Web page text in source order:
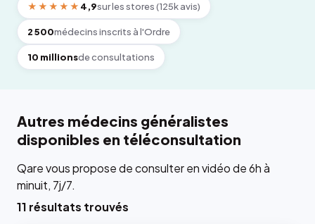
★★★★★ 4,9sur les stores (125k avis)
2 500médecins inscrits à l'Ordre
10 millionsde consultations
Autres médecins généralistes
disponibles en téléconsultation
Qare vous propose de consulter en vidéo de 6h à
minuit, 7j/7.
11 résultats trouvés